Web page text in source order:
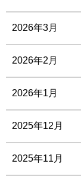
2026年3月
2026年2月
2026年1月
2025年12月
2025年11月